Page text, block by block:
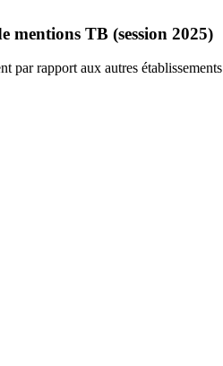
mentions TB (session 2025)
par rapport aux autres établissements